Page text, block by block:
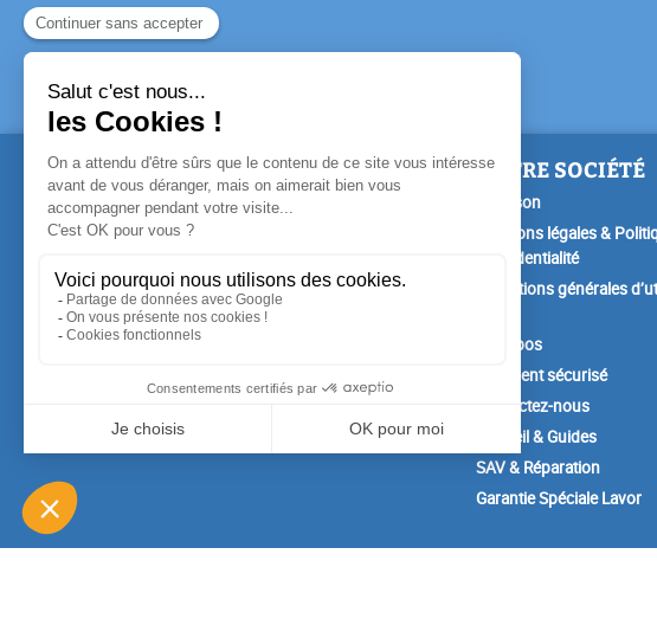
PRODUITS
Promotions
Nouveaux produits
NOTRE SOCIÉTÉ
Livraison
Mentions légales &
Confidentialité
Conditions générales
A propos
Paiement sécurisé
Contactez-nous
Conseil & Guides
SAV & Réparation
Garantie Spéciale Lavor